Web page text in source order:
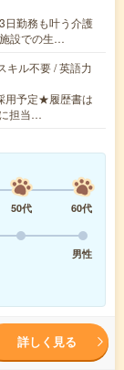
日勤務も叶う介護
設での生…
キル不要 / 英語力
用予定★履歴書は
担当…
50代
60代
男性
詳しく見る